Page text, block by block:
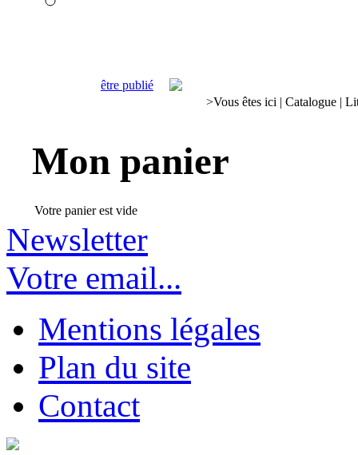
être publié
>Vous êtes ici | Catalogue |
Mon panier
Votre panier est vide
Newsletter
Votre email...
Mentions légales
Plan du site
Contact